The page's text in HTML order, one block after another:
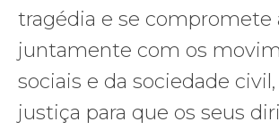
tragédia e se compromete
juntamente com os
sociais e da sociedade
justiça para que os seus